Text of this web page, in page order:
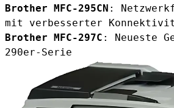
Brother MFC-295CN :
mit verbesserter
Brother MFC-297C : Neueste
290er-Serie